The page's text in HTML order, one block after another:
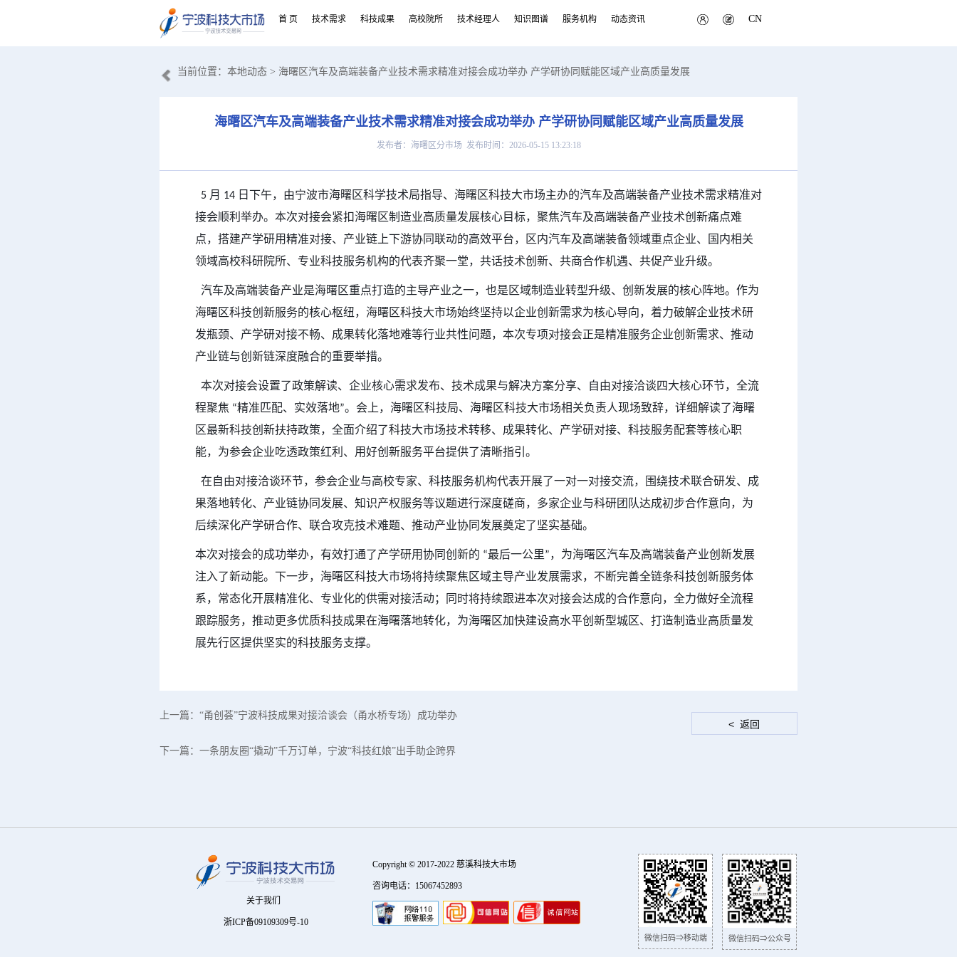
首 页 技术需求 科技成果 高校院所 技术经理人 知识图谱 服务机构 动态资讯 CN
当前位置： 本地动态 > 海曙区汽车及高端装备产业技术需求精准对接会成功举办 产学研协同赋能区域产业高质量发展
海曙区汽车及高端装备产业技术需求精准对接会成功举办 产学研协同赋能区域产业高质量发展
发布者：海曙区分市场 发布时间：2026-05-15 13:23:18
5 月 14 日下午，由宁波市海曙区科学技术局指导、海曙区科技大市场主办的汽车及高端装备产业技术需求精准对
接会顺利举办。本次对接会紧扣海曙区制造业高质量发展核心目标，聚焦汽车及高端装备产业技术创新痛点难
点，搭建产学研用精准对接、产业链上下游协同联动的高效平台，区内汽车及高端装备领域重点企业、国内相关
领域高校科研院所、专业科技服务机构的代表齐聚一堂，共话技术创新、共商合作机遇、共促产业升级。
汽车及高端装备产业是海曙区重点打造的主导产业之一，也是区域制造业转型升级、创新发展的核心阵地。作为
海曙区科技创新服务的核心枢纽，海曙区科技大市场始终坚持以企业创新需求为核心导向，着力破解企业技术研
发瓶颈、产学研对接不畅、成果转化落地难等行业共性问题，本次专项对接会正是精准服务企业创新需求、推动
产业链与创新链深度融合的重要举措。
本次对接会设置了政策解读、企业核心需求发布、技术成果与解决方案分享、自由对接洽谈四大核心环节，全流
程聚焦 “精准匹配、实效落地”。会上，海曙区科技局、海曙区科技大市场相关负责人现场致辞，详细解读了海曙
区最新科技创新扶持政策，全面介绍了科技大市场技术转移、成果转化、产学研对接、科技服务配套等核心职
能，为参会企业吃透政策红利、用好创新服务平台提供了清晰指引。
在自由对接洽谈环节，参会企业与高校专家、科技服务机构代表开展了一对一对接交流，围绕技术联合研发、成
果落地转化、产业链协同发展、知识产权服务等议题进行深度磋商，多家企业与科研团队达成初步合作意向，为
后续深化产学研合作、联合攻克技术难题、推动产业协同发展奠定了坚实基础。
本次对接会的成功举办，有效打通了产学研用协同创新的 “最后一公里”，为海曙区汽车及高端装备产业创新发展
注入了新动能。下一步，海曙区科技大市场将持续聚焦区域主导产业发展需求，不断完善全链条科技创新服务体
系，常态化开展精准化、专业化的供需对接活动；同时将持续跟进本次对接会达成的合作意向，全力做好全流程
跟踪服务，推动更多优质科技成果在海曙落地转化，为海曙区加快建设高水平创新型城区、打造制造业高质量发
展先行区提供坚实的科技服务支撑。
上一篇： “甬创荟”宁波科技成果对接洽谈会（甬水桥专场）成功举办
下一篇： 一条朋友圈“撬动”千万订单，宁波“科技红娘”出手助企跨界
关于我们
浙ICP备09109309号-10
Copyright © 2017-2022 慈溪科技大市场
咨询电话：15067452893
微信扫码⇒移动端 微信扫码⇒公众号